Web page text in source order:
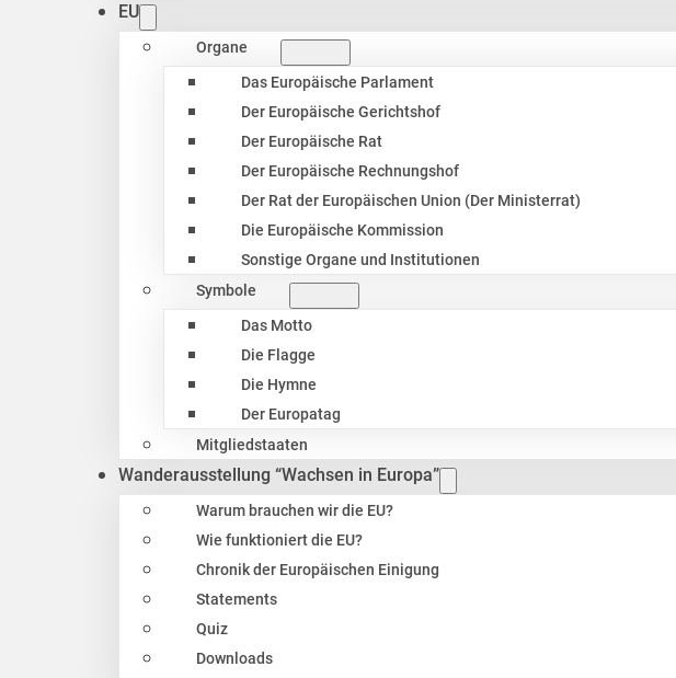
EU
Organe
Das Europäische Parlament
Der Europäische Gerichtshof
Der Europäische Rat
Der Europäische Rechnungshof
Der Rat der Europäischen Union (Der Ministerrat)
Die Europäische Kommission
Sonstige Organe und Institutionen
Symbole
Das Motto
Die Flagge
Die Hymne
Der Europatag
Mitgliedstaaten
Wanderausstellung “Wachsen in Europa”
Warum brauchen wir die EU?
Wie funktioniert die EU?
Chronik der Europäischen Einigung
Statements
Quiz
Downloads